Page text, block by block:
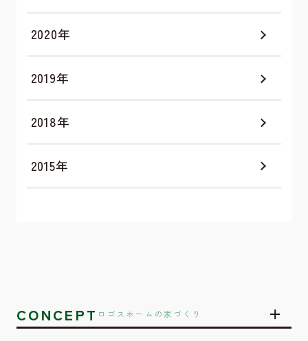
2020年
2019年
2018年
2015年
CONCEPT ロゴスホームの家づくり